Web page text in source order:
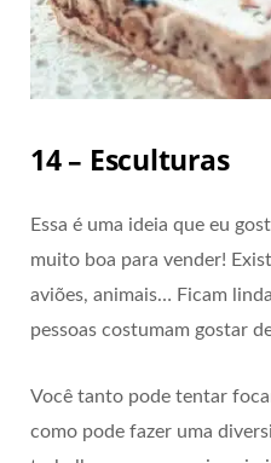
14 – Esculturas
Essa é uma ideia que eu
muito boa para vender!
aviões, animais… Ficam
pessoas costumam gostar
Você tanto pode tentar
como pode fazer uma